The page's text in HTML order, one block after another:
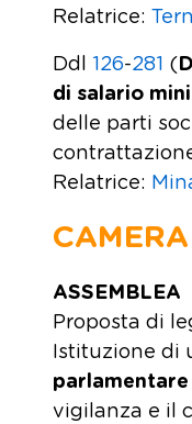
Relatrice:
Ddl 126-281 (
di salario
delle parti
Relatrice:
CAMERA
ASSEMBLEA
Proposta di
Istituzione di
parlamentare
vigilanza e il